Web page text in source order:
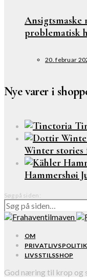
Ansigtsmaske
problematisk
20. februar
Nye varer i
Winter stories
Hammershøi
Søg på siden:
OM
PRIVATLIVSPOLITIK
LIVSSTILSSHOP
God næring til krop og